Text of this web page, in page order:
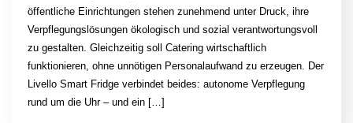
öffentliche Einrichtungen stehen zunehmend unter Druck, ihre
Verpflegungslösungen ökologisch und sozial verantwortungsvoll
zu gestalten. Gleichzeitig soll Catering wirtschaftlich
funktionieren, ohne unnötigen Personalaufwand zu erzeugen. Der
Livello Smart Fridge verbindet beides: autonome Verpflegung
rund um die Uhr – und ein […]